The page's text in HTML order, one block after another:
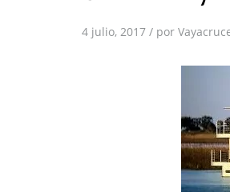
4 julio, 2017 / por